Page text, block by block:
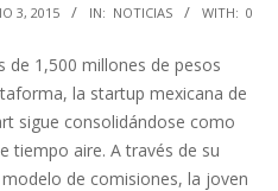
3, 2015 IN: NOTICIAS WITH: 0
de 1,500 millones de pesos
la startup mexicana de
sigue consolidándose como
tiempo aire. A través de su
de comisiones, la joven